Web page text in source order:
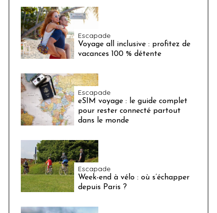
Escapade
Voyage all inclusive : profitez de
vacances 100 % détente
Escapade
eSIM voyage : le guide complet
pour rester connecté partout
dans le monde
Escapade
Week-end à vélo : où s’échapper
depuis Paris ?